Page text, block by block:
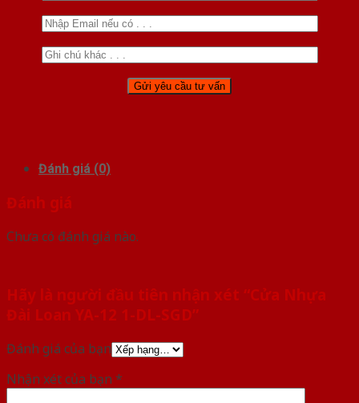
Đánh giá (0)
Đánh giá
Chưa có đánh giá nào.
Hãy là người đầu tiên nhận xét “Cửa Nhựa
Đài Loan YA-12 1-DL-SGD”
Đánh giá của bạn
Nhận xét của bạn *